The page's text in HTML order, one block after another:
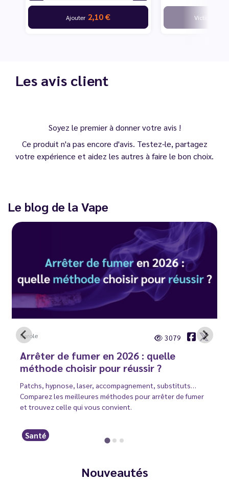
Ajouter 2,10 € Victime de
Les avis client
Soyez le premier à donner votre avis !
Ce produit n'a pas encore d'avis. Testez-le, partagez
votre expérience et aidez les autres à faire le bon choix.
Le blog de la Vape
Carole 3079
Arrêter de fumer en 2026 : quelle
méthode choisir pour réussir ?
Patchs, hypnose, laser, accompagnement, substituts…
Comparez les meilleures méthodes pour arrêter de fumer
et trouvez celle qui vous convient.
Santé
Nouveautés